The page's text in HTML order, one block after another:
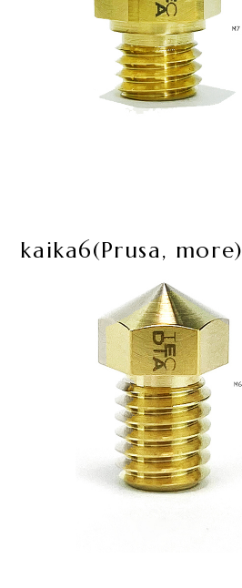
kaika6(Prusa, more)​